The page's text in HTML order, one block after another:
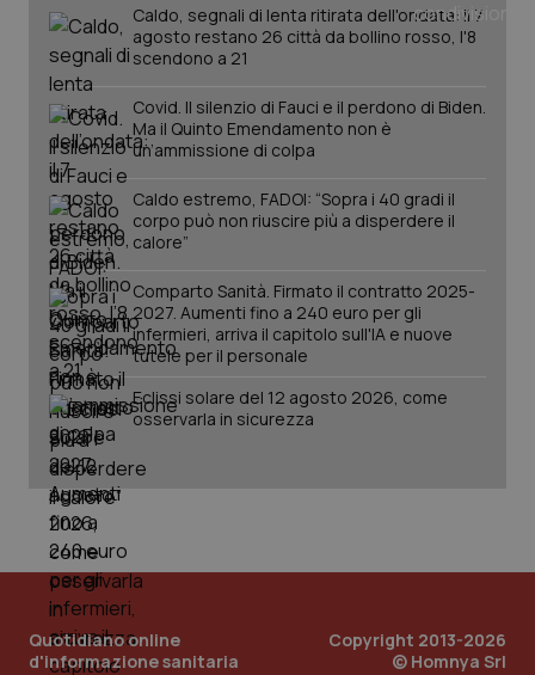
Quotidiano Pediatria
Rene & patologie urogenitali
Salute orale & impianti
Sangue & coagulazione
Tiroide
Tumore al seno
Tumore ovarico
Tumori del Polmone & Testa Collo
Tumori gastrointestinali
Ulcera & Reflusso
Vaccini
Caldo, segnali di lenta ritirata dell'ondata: il 7
agosto restano 26 città da bollino rosso, l'8
scendono a 21
Covid. Il silenzio di Fauci e il perdono di Biden.
Ma il Quinto Emendamento non è
un’ammissione di colpa
Caldo estremo, FADOI: “Sopra i 40 gradi il
corpo può non riuscire più a disperdere il
calore”
Comparto Sanità. Firmato il contratto 2025-
2027. Aumenti fino a 240 euro per gli
infermieri, arriva il capitolo sull'IA e nuove
tutele per il personale
Eclissi solare del 12 agosto 2026, come
osservarla in sicurezza
Quotidiano online
d'informazione sanitaria
Copyright 2013-2026
© Homnya Srl
CookieScriptConsent
CookieScript
www.quotidianosanita.it
tracking-sites-ironfish-
tracking-enable
2